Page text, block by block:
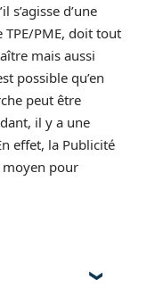
s’agisse d’une
TPE/PME, doit tout
mais aussi
possible qu’en
peut être
il y a une
effet, la Publicité
moyen pour